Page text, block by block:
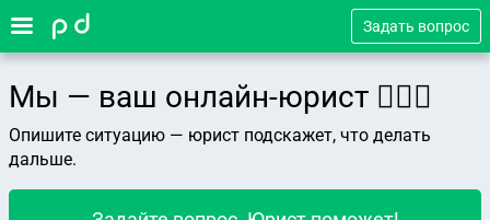
Задать вопрос
Мы — ваш онлайн-юрист 👨🏻‍⚖️
Опишите ситуацию — юрист подскажет, что делать
дальше.